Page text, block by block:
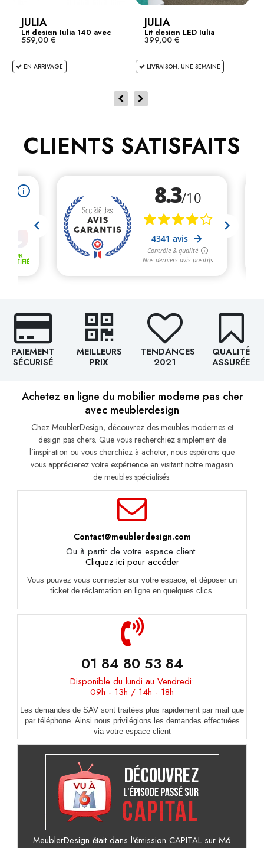
JULIA
Lit design Julia 140 avec
2...
559,00 €
EN ARRIVAGE
JULIA
Lit design LED Julia
399,00 €
LIVRAISON: UNE SEMAINE
CLIENTS SATISFAITS
PAIEMENT
SÉCURISÉ
MEILLEURS
PRIX
TENDANCES
2021
QUALITÉ
ASSURÉE
Achetez en ligne du mobilier moderne pas cher
avec meublerdesign
Chez MeublerDesign, découvrez des meubles modernes et
design pas chers. Que vous recherchiez simplement de
l’inspiration ou vous cherchiez à acheter, nous espérons que
vous apprécierez votre expérience en visitant notre magasin
de meubles spécialisés.
Contact@meublerdesign.com
Ou à partir de votre espace client
Cliquez ici pour accéder
Vous pouvez vous connecter sur votre espace, et déposer un
ticket de réclamation en ligne en quelques clics.
01 84 80 53 84
Disponible du lundi au Vendredi:
09h - 13h / 14h - 18h
Les demandes de SAV sont traitées plus rapidement par mail que
par téléphone. Ainsi nous privilégions les demandes effectuées
via votre espace client
MeublerDesign était dans l’émission CAPITAL sur M6